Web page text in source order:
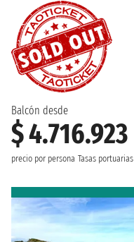
Balcón desde
$ 4.716.923
precio por persona Tasas portuarias